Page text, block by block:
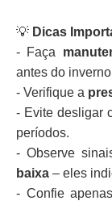
💡 Dicas
- Faça
antes do
- Verifique a
- Evite desligar
períodos.
- Observe
baixa – eles
- Confie